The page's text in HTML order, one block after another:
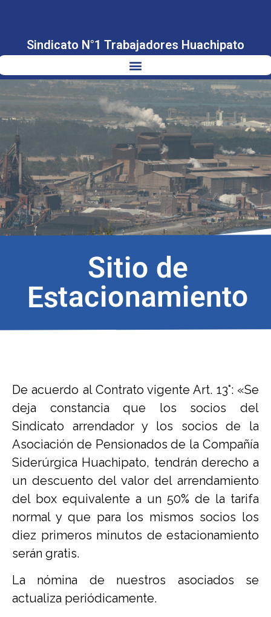
Sindicato N°1 Trabajadores Huachipato
Sitio de
Estacionamiento
De acuerdo al Contrato vigente Art. 13°: «Se
deja constancia que los socios del
Sindicato arrendador y los socios de la
Asociación de Pensionados de la Compañía
Siderúrgica Huachipato, tendrán derecho a
un descuento del valor del arrendamiento
del box equivalente a un 50% de la tarifa
normal y que para los mismos socios los
diez primeros minutos de estacionamiento
serán gratis.
La nómina de nuestros asociados se
actualiza periódicamente.